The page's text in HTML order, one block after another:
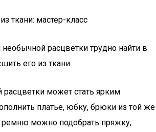
ткани: мастер-класс
расцветки трудно найти в
его из ткани.
может стать ярким
платье, юбку, брюки из той же
ремню можно подобрать пряжку,